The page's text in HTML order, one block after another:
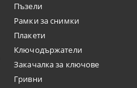
Пъзели
Рамки за снимки
Плакети
Ключодържатели
Закачалка за ключове
Гривни